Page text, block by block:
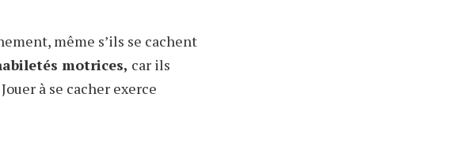
même s’ils se cachent
motrices, car ils
à se cacher exerce